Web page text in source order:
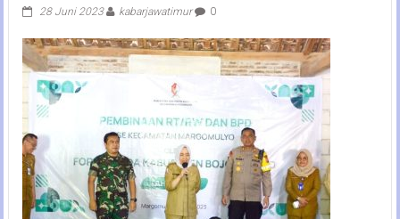
28 Juni 2023 kabarjawatimur 0